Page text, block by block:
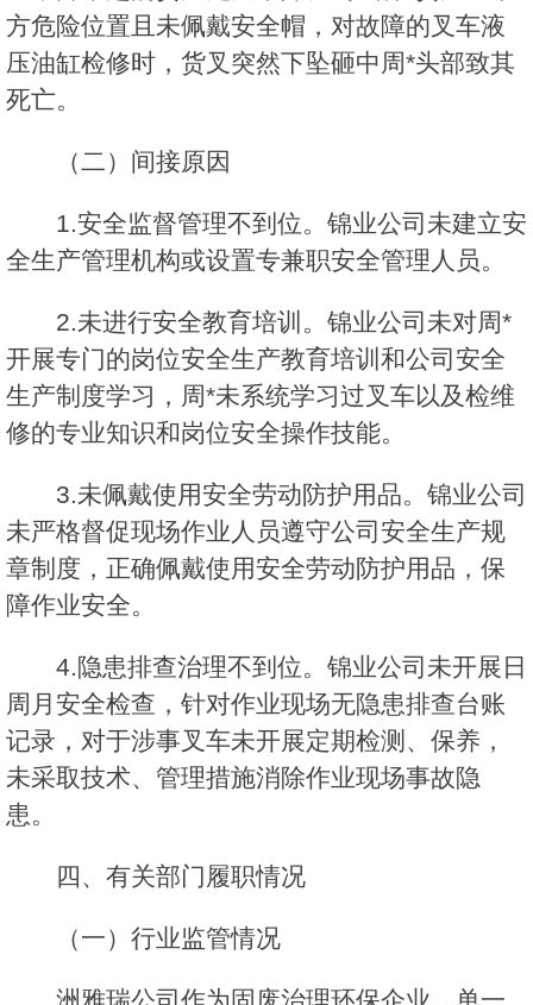
方危险位置且未佩戴安全帽，对故障的叉车液
压油缸检修时，货叉突然下坠砸中周*头部致其
死亡。
（二）间接原因
1.安全监督管理不到位。锦业公司未建立安
全生产管理机构或设置专兼职安全管理人员。
2.未进行安全教育培训。锦业公司未对周*
开展专门的岗位安全生产教育培训和公司安全
生产制度学习，周*未系统学习过叉车以及检维
修的专业知识和岗位安全操作技能。
3.未佩戴使用安全劳动防护用品。锦业公司
未严格督促现场作业人员遵守公司安全生产规
章制度，正确佩戴使用安全劳动防护用品，保
障作业安全。
4.隐患排查治理不到位。锦业公司未开展日
周月安全检查，针对作业现场无隐患排查台账
记录，对于涉事叉车未开展定期检测、保养，
未采取技术、管理措施消除作业现场事故隐
患。
四、有关部门履职情况
（一）行业监管情况